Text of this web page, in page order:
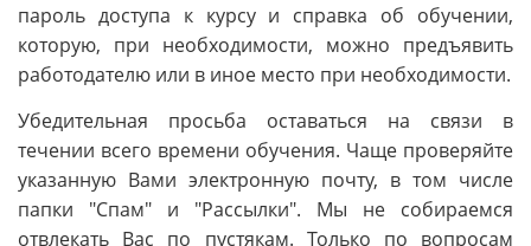
пароль доступа к курсу и справка об обучении,
которую, при необходимости, можно предъявить
работодателю или в иное место при необходимости.
Убедительная просьба оставаться на связи в
течении всего времени обучения. Чаще проверяйте
указанную Вами электронную почту, в том числе
папки "Спам" и "Рассылки". Мы не собираемся
отвлекать Вас по пустякам. Только по вопросам